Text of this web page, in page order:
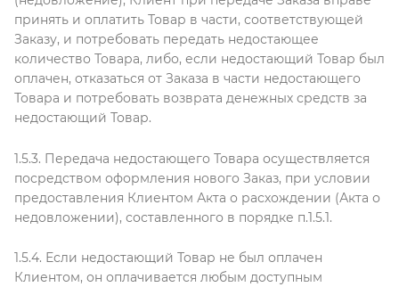
принять и оплатить Товар в части, соответствующей
Заказу, и потребовать передать недостающее
количество Товара, либо, если недостающий Товар был
оплачен, отказаться от Заказа в части недостающего
Товара и потребовать возврата денежных средств за
недостающий Товар.
1.5.3. Передача недостающего Товара осуществляется
посредством оформления нового Заказ, при условии
предоставления Клиентом Акта о расхождении (Акта о
недовложении), составленного в порядке п.1.5.1.
1.5.4. Если недостающий Товар не был оплачен
Клиентом, он оплачивается любым доступным